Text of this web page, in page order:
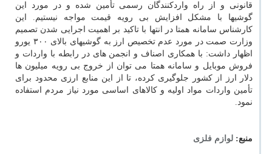
قانونی و از راه واردکنندگان رسمی تأمین شده و در مورد این
گوشیها با مشکل افزایش بی رویه قیمت مواجه نیستیم. این
کارشناس سامانه همتا در انتها با تاکید بر اهمیت اجرایی شدن تصمیم
وزارت صمت در مورد عدم تخصیص ارز به گوشیهای بالای ۳۰۰ یورو
اظهار داشت: با همکاری اصناف و انجمن های در رابطه با واردات و
فروش موبایل و سامانه همتا می توان از خروج بی رویه میلیون ها
دلار ارز از کشور جلوگیری کرده، تا از این منابع ارزی محدود برای
تأمین واردات مواد اولیه و کالاهای اساسی مورد نیاز مردم استفاده
نمود.
منبع: لوازم فلزی